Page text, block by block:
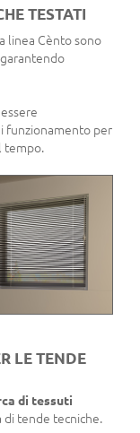
TESTATI
linea Cènto sono
funzionamento per
tempo.
LE TENDE
di tessuti
di tende tecniche.